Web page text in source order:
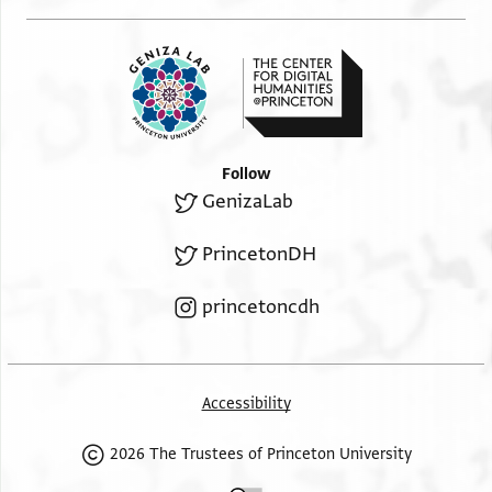
Follow
GenizaLab
PrincetonDH
princetoncdh
Accessibility
2026 The Trustees of Princeton University